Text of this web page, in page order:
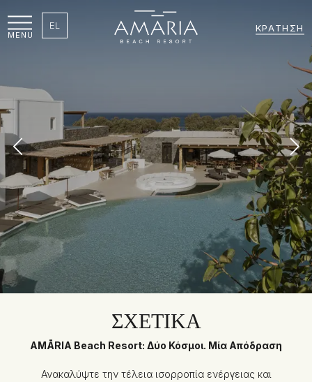
EL ΚΡΆΤΗΣΗ
MENU
ΣΧΕΤΙΚΆ
AMĀRIA Beach Resort: Δύο Κόσμοι. Μία Απόδραση
Ανακαλύψτε την τέλεια ισορροπία ενέργειας και